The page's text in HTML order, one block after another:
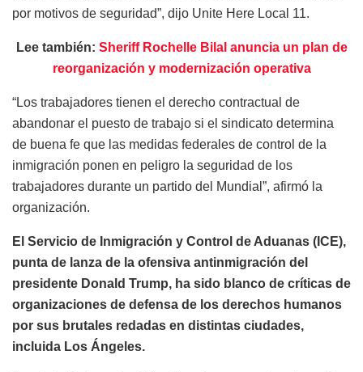
por motivos de seguridad”, dijo Unite Here Local 11.
Lee también: Sheriff Rochelle Bilal anuncia un plan de
reorganización y modernización operativa
“Los trabajadores tienen el derecho contractual de
abandonar el puesto de trabajo si el sindicato determina
de buena fe que las medidas federales de control de la
inmigración ponen en peligro la seguridad de los
trabajadores durante un partido del Mundial”, afirmó la
organización.
El Servicio de Inmigración y Control de Aduanas (ICE),
punta de lanza de la ofensiva antinmigración del
presidente Donald Trump, ha sido blanco de críticas de
organizaciones de defensa de los derechos humanos
por sus brutales redadas en distintas ciudades,
incluida Los Ángeles.